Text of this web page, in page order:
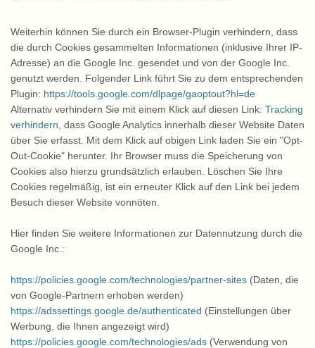
Weiterhin können Sie durch ein Browser-Plugin verhindern, dass
die durch Cookies gesammelten Informationen (inklusive Ihrer IP-
Adresse) an die Google Inc. gesendet und von der Google Inc.
genutzt werden. Folgender Link führt Sie zu dem entsprechenden
Plugin: https://tools.google.com/dlpage/gaoptout?hl=de
Alternativ verhindern Sie mit einem Klick auf diesen Link: Tracking
verhindern , dass Google Analytics innerhalb dieser Website Daten
über Sie erfasst. Mit dem Klick auf obigen Link laden Sie ein "Opt-
Out-Cookie" herunter. Ihr Browser muss die Speicherung von
Cookies also hierzu grundsätzlich erlauben. Löschen Sie Ihre
Cookies regelmäßig, ist ein erneuter Klick auf den Link bei jedem
Besuch dieser Website vonnöten.
Hier finden Sie weitere Informationen zur Datennutzung durch die
Google Inc.:
https://policies.google.com/technologies/partner-sites (Daten, die
von Google-Partnern erhoben werden)
https://adssettings.google.de/authenticated (Einstellungen über
Werbung, die Ihnen angezeigt wird)
https://policies.google.com/technologies/ads (Verwendung von